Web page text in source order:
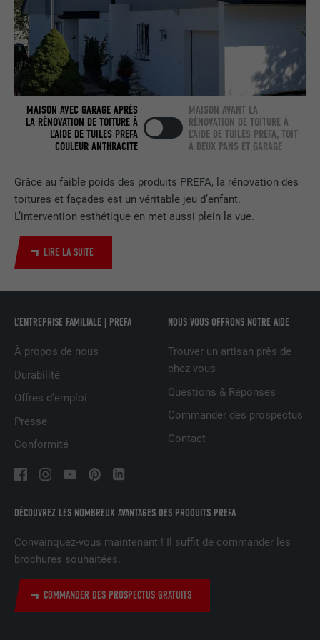
Grâce au faible poids des produits PREFA, la rénovation des
toitures et façades est un véritable jeu d’enfant.
L’intervention esthétique en met aussi plein la vue.
LIRE LA SUITE
MAISON AVEC GARAGE APRÈS
LA RÉNOVATION DE TOITURE À
L’AIDE DE TUILES PREFA
COULEUR ANTHRACITE
MAISON AVANT LA
RÉNOVATION DE TOITURE À
L’AIDE DE TUILES PREFA, TOIT
À DEUX PANS ET GARAGE
DÉCOUVREZ LES NOMBREUX AVANTAGES DES PRODUITS PREFA
Convainquez-vous maintenant ! Il suffit de commander les
brochures souhaitées.
COMMANDER DES PROSPECTUS GRATUITS
L’ENTREPRISE FAMILIALE | PREFA
À propos de nous
Durabilité
Offres d’emploi
Presse
Conformité
NOUS VOUS OFFRONS NOTRE AIDE
Trouver un artisan près de
chez vous
Questions & Réponses
Commander des prospectus
Contact
UTILITÉ
Utilisé par LinkedIn lorsqu'un site
Internet contient une fenêtre « Suivez-
nous » intégrée.
bcookie
FOURNISSEUR LinkedIn
UTILITÉ
Utilisé par le service de réseau social
LinkedIn pour suivre l'utilisation de
UTILITÉ
Utilisé par le service de réseau social
LinkedIn pour suivre l'utilisation de
EXPIRATION 29 jours
l'utilisateur.